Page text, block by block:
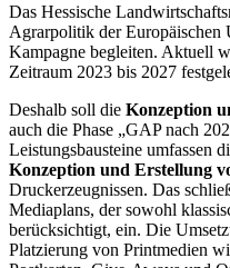
Das Hessische
Agrarpolitik der
Kampagne begleiten. Aktuell
Zeitraum 2023 bis 2027
Deshalb soll die Konzeption
auch die Phase „GAP nach
Leistungsbausteine umfassen
Konzeption und Erstellung
Druckerzeugnissen. Das
Mediaplans, der sowohl
berücksichtigt, ein. Die
Platzierung von Printmedien